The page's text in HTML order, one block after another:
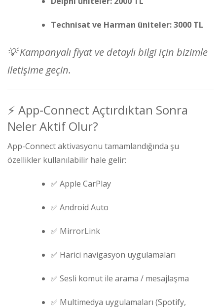
Technisat ve Harman üniteler: 3000 TL
💡Kampanyalı fiyat ve detaylı bilgi için bizimle
iletişime geçin.
⚡ App-Connect Açtırdıktan Sonra
Neler Aktif Olur?
App-Connect aktivasyonu tamamlandığında şu
özellikler kullanılabilir hale gelir:
✅ Apple CarPlay
✅ Android Auto
✅ MirrorLink
✅ Harici navigasyon uygulamaları
✅ Sesli komut ile arama / mesajlaşma
✅ Multimedya uygulamaları (Spotify,